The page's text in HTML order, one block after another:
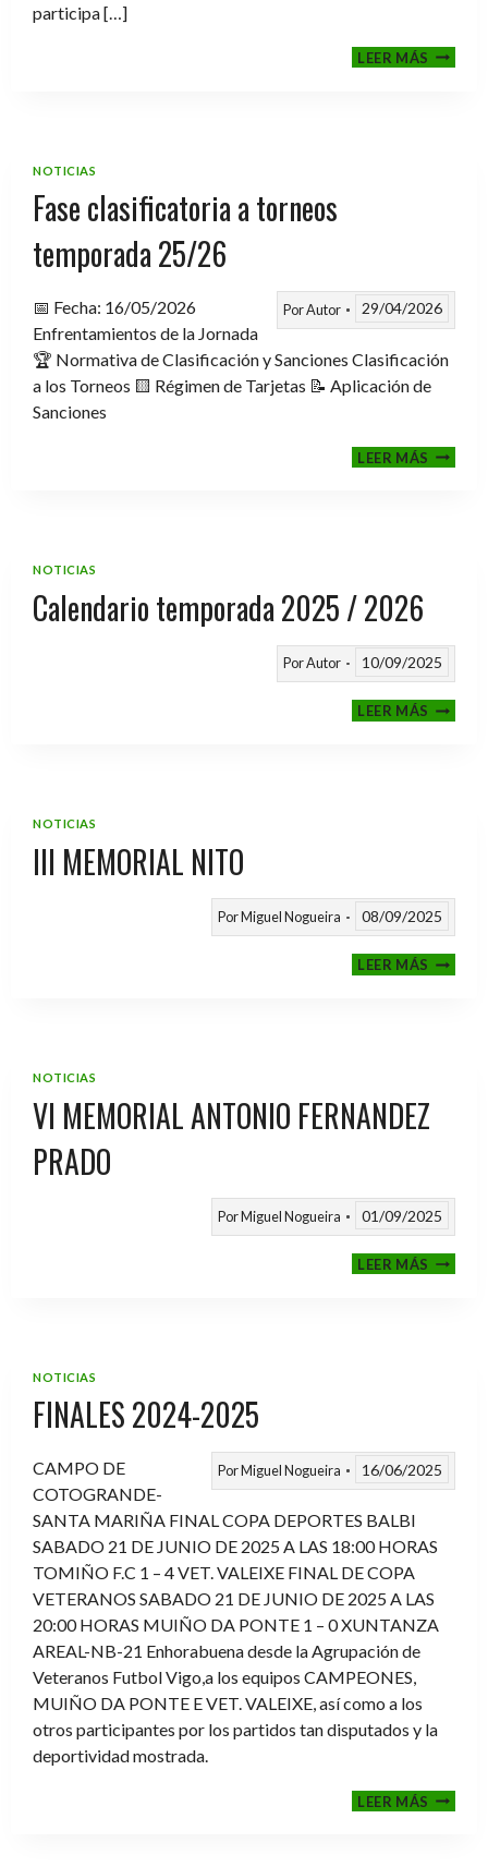
participa […]
LEER MÁSCENA-
NOTICIAS
Fase clasificatoria a torneos
temporada 25/26
PorAutor 29/04/2026
📅 Fecha: 16/05/2026
Enfrentamientos de la Jornada
🏆 Normativa de Clasificación y Sanciones Clasificación
a los Torneos 🟨 Régimen de Tarjetas 📝 Aplicación de
Sanciones
LEER MÁSFASE
NOTICIAS
Calendario temporada 2025 / 2026
PorAutor 10/09/2025
LEER MÁS
NOTICIAS
III MEMORIAL NITO
PorMiguel Nogueira 08/09/2025
LEER MÁSIII
NOTICIAS
VI MEMORIAL ANTONIO FERNANDEZ
PRADO
PorMiguel Nogueira 01/09/2025
LEER MÁSVI
NOTICIAS
FINALES 2024-2025
PorMiguel Nogueira 16/06/2025
CAMPO DE
COTOGRANDE-
SANTA MARIÑA FINAL COPA DEPORTES BALBI
SABADO 21 DE JUNIO DE 2025 A LAS 18:00 HORAS
TOMIÑO F.C 1 – 4 VET. VALEIXE FINAL DE COPA
VETERANOS SABADO 21 DE JUNIO DE 2025 A LAS
20:00 HORAS MUIÑO DA PONTE 1 – 0 XUNTANZA
AREAL-NB-21 Enhorabuena desde la Agrupación de
Veteranos Futbol Vigo,a los equipos CAMPEONES,
MUIÑO DA PONTE E VET. VALEIXE, así como a los
otros participantes por los partidos tan disputados y la
deportividad mostrada.
LEER MÁS
2024-